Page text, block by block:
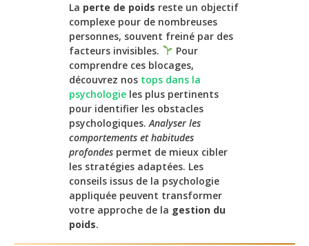
La perte de poids reste un objectif
complexe pour de nombreuses
personnes, souvent freiné par des
facteurs invisibles.
Pour
comprendre ces blocages,
découvrez nos tops dans la
psychologie les plus pertinents
pour identifier les obstacles
psychologiques.Analyser les
comportements et habitudes
profondes permet de mieux cibler
les stratégies adaptées. Les
conseils issus de la psychologie
appliquée peuvent transformer
votre approche de la gestion du
poids.